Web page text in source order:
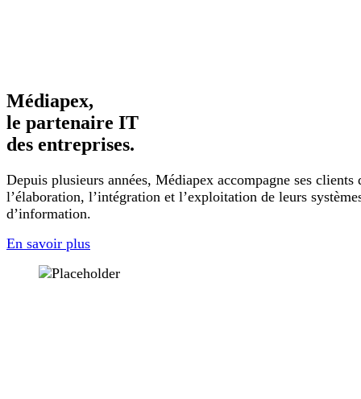
Médiapex,
le partenaire IT
des entreprises.
Depuis plusieurs années, Médiapex accompagne ses clients
l’élaboration, l’intégration et l’exploitation de leurs
d’information.
En savoir plus